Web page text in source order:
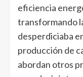
eficiencia
transformando
desperdiciaba
producción de
abordan otros